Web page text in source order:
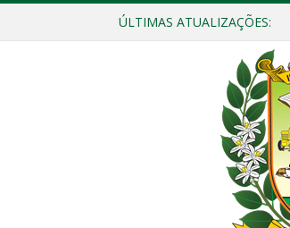
ÚLTIMAS ATUALIZAÇÕES: